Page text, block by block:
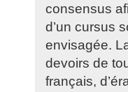
consensus
d’un cursus
envisagée.
devoirs de
français,